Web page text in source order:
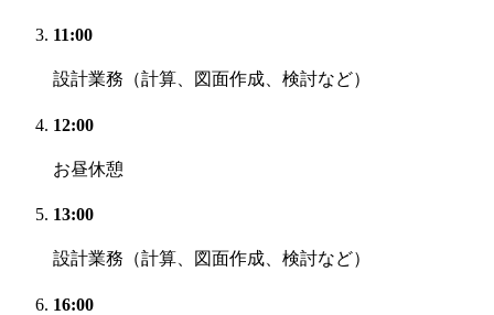
11:00
設計業務（計算、図面作成、検討など）
12:00
お昼休憩
13:00
設計業務（計算、図面作成、検討など）
16:00